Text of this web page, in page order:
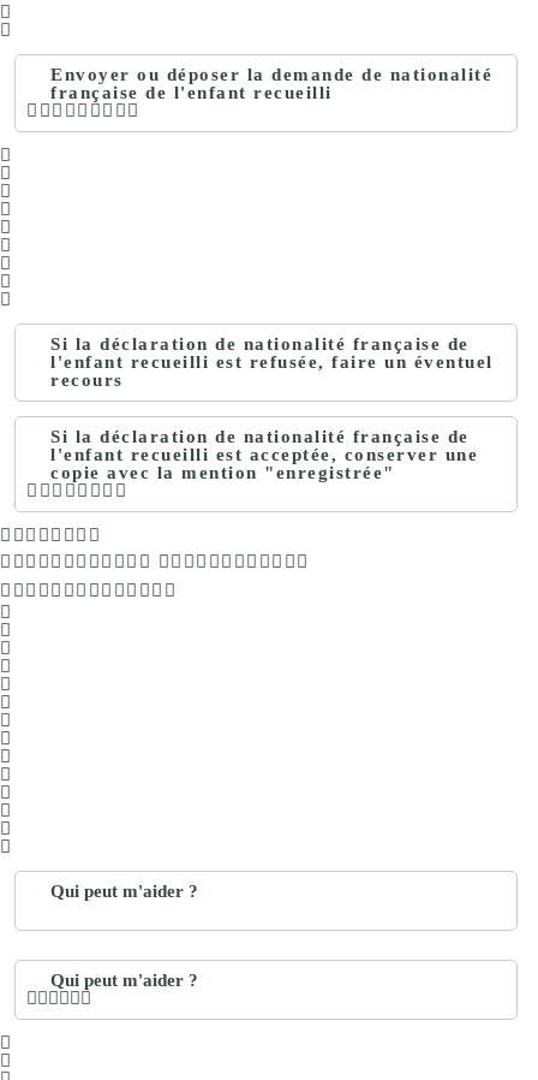
Envoyer ou déposer la demande de nationalité
française de l'enfant recueilli
Si la déclaration de nationalité française de
l'enfant recueilli est refusée, faire un éventuel
recours
Si la déclaration de nationalité française de
l'enfant recueilli est acceptée, conserver une
copie avec la mention "enregistrée"
Qui peut m'aider ?
Qui peut m'aider ?